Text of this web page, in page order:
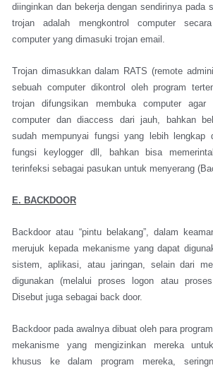
diinginkan dan bekerja dengan sendirinya pada
trojan adalah mengkontrol computer
computer yang dimasuki trojan email.
Trojan dimasukkan dalam RATS (remote
sebuah computer dikontrol oleh program
trojan difungsikan membuka computer
computer dan diaccess dari jauh, bahkan
sudah mempunyai fungsi yang lebih lengkap
fungsi keylogger dll, bahkan bisa
terinfeksi sebagai pasukan untuk menyerang
E. BACKDOOR
Backdoor atau “pintu belakang”, dalam
merujuk kepada mekanisme yang dapat
sistem, aplikasi, atau jaringan, selain dari
digunakan (melalui proses logon atau
Disebut juga sebagai back door.
Backdoor pada awalnya dibuat oleh para
mekanisme yang mengizinkan mereka
khusus ke dalam program mereka,